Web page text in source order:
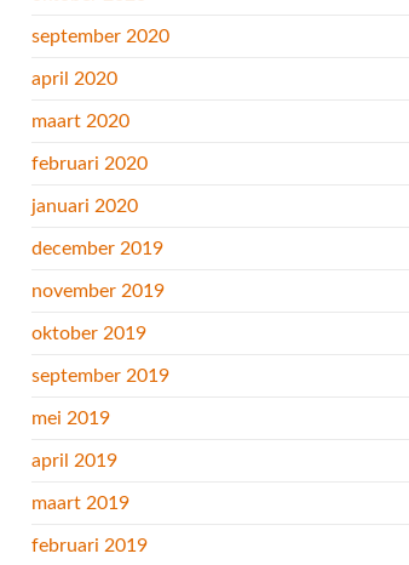
september 2020
april 2020
maart 2020
februari 2020
januari 2020
december 2019
november 2019
oktober 2019
september 2019
mei 2019
april 2019
maart 2019
februari 2019